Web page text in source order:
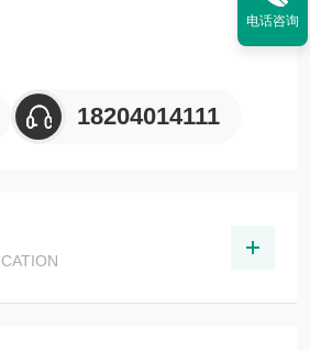
18204014111
电话咨询